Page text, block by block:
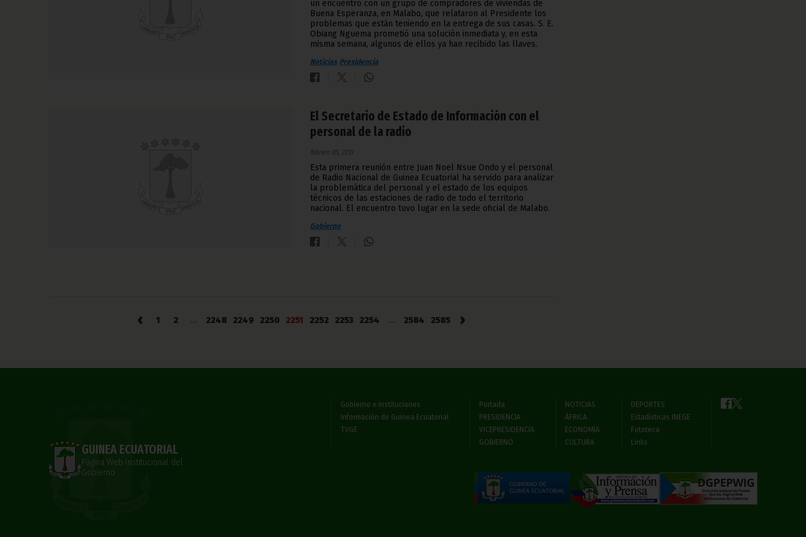
un encuentro con un grupo de compradores de viviendas de
Buena Esperanza, en Malabo, que relataron al Presidente los
problemas que están teniendo en la entrega de sus casas. S. E.
Obiang Nguema prometió una solución inmediata y, en esta
misma semana, algunos de ellos ya han recibido las llaves.
Noticias Presidencia
El Secretario de Estado de Información con el
personal de la radio
febrero 05, 2013
Esta primera reunión entre Juan Noel Nsue Ondo y el personal
de Radio Nacional de Guinea Ecuatorial ha servido para analizar
la problemática del personal y el estado de los equipos
técnicos de las estaciones de radio de todo el territorio
nacional. El encuentro tuvo lugar en la sede oficial de Malabo.
Gobierno
‹ 1 2 2248 2249 2250 2251 2252 2253 2254 2584 2585 ›
GUINEA ECUATORIAL
Página Web Institucional del
Gobierno
Gobierno e Instituciones
Información de Guinea Ecuatorial
TVGE
Portada
PRESIDENCIA
VICEPRESIDENCIA
GOBIERNO
NOTICIAS
ÁFRICA
ECONOMÍA
CULTURA
DEPORTES
Estadísticas INEGE
Fototeca
Links